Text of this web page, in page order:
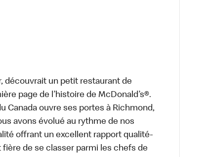
découvrait un petit restaurant de
page de l’histoire de McDonald’s®.
Canada ouvre ses portes à Richmond,
avons évolué au rythme de nos
offrant un excellent rapport qualité-
fière de se classer parmi les chefs de